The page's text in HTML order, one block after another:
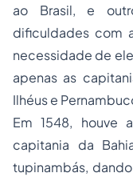
ao Brasil, e
dificuldades com
necessidade de
apenas as
Ilhéus e
Em 1548, houve
capitania da
tupinambás,